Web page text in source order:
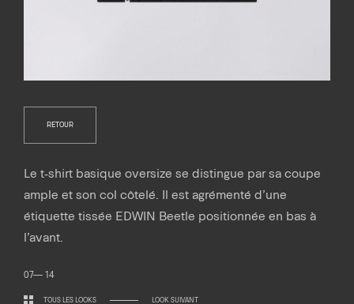
RETOUR
Le t-shirt basique oversize se distingue par sa coupe
ample et son col côtelé. Il est agrémenté d’une
étiquette tissée EDWIN Beetle positionnée en bas à
l’avant.
07— 14
TOUS LES LOOKS LOOK SUIVANT